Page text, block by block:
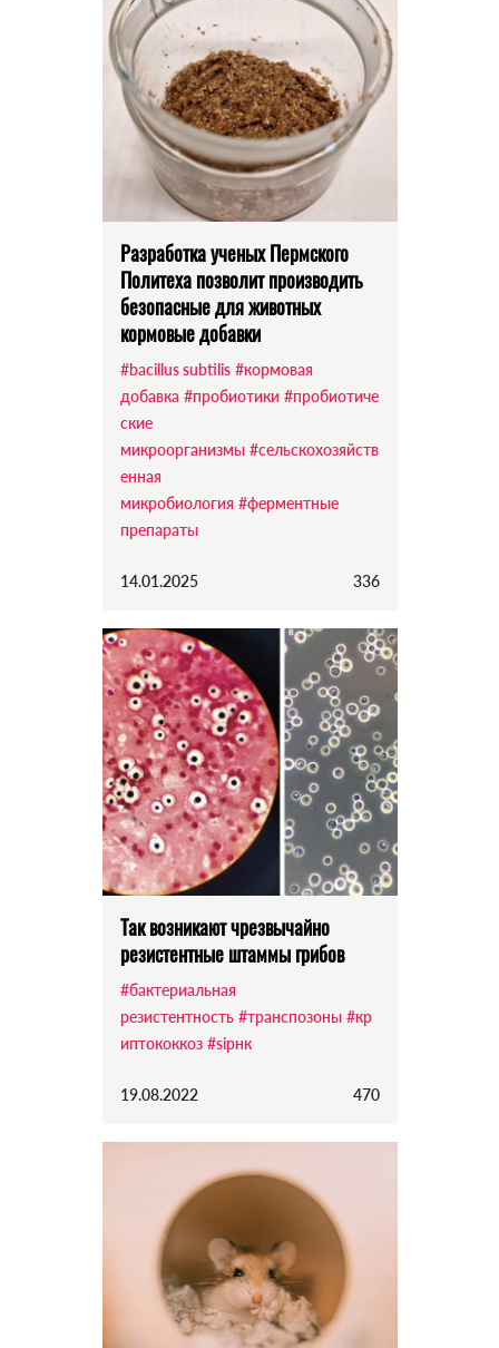
Разработка ученых Пермского
Политеха позволит производить
безопасные для животных
кормовые добавки
#bacillus subtilis #кормовая
добавка #пробиотики #пробиотиче
ские
микроорганизмы #сельскохозяйств
енная
микробиология #ферментные
препараты
14.01.2025 336
Так возникают чрезвычайно
резистентные штаммы грибов
#бактериальная
резистентность #транспозоны #кр
иптококкоз #siрнк
19.08.2022 470